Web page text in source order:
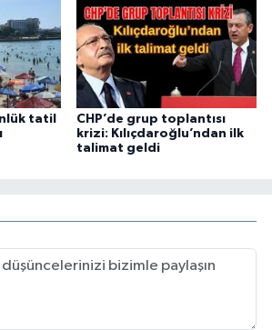
tatil
CHP’de grup toplantısı
krizi: Kılıçdaroğlu’ndan ilk
talimat geldi